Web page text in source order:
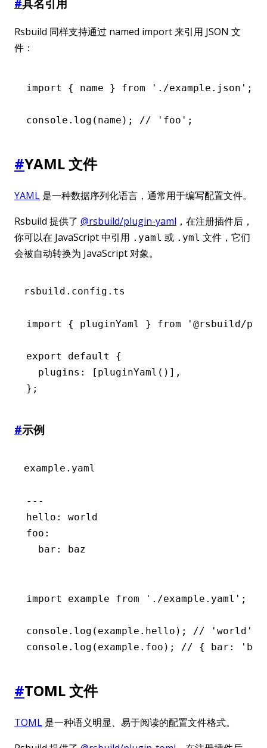
#具名引用
Rsbuild 同样支持通过 named import 来引用 JSON 文
件：
import { name } from './example.json' ;
console .log (name); // 'foo';
#YAML 文件
YAML 是一种数据序列化语言，通常用于编写配置文件。
Rsbuild 提供了 @rsbuild/plugin-yaml ，在注册插件后，
你可以在 JavaScript 中引用 .yaml 或 .yml 文件，它们
会被自动转换为 JavaScript 对象。
rsbuild.config.ts
import { pluginYaml } from '@rsbuild/
export default
{
  plugins
: [ pluginYaml ()] ,
};
#示例
example.yaml
---
hello :
world
foo :
  bar
: baz
import example from './example.yaml' ;
console .log ( example .hello); // 'world';
console .log ( example .foo); // { bar:
#TOML 文件
TOML 是一种语义明显、易于阅读的配置文件格式。